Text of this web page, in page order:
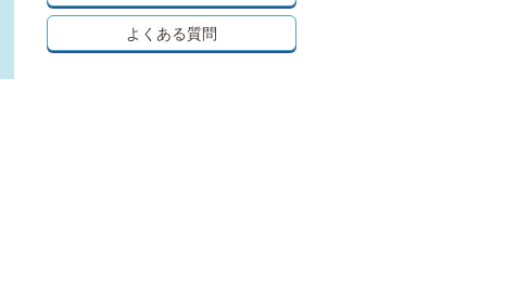
よくある質問